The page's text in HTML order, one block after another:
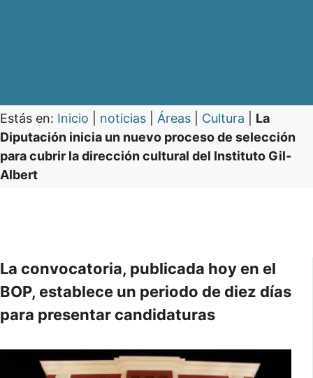
Estás en: Inicio noticias Áreas Cultura
La
Diputación inicia un nuevo proceso de selección
para cubrir la dirección cultural del Instituto Gil-
Albert
La convocatoria, publicada hoy en el
BOP, establece un periodo de diez días
para presentar candidaturas